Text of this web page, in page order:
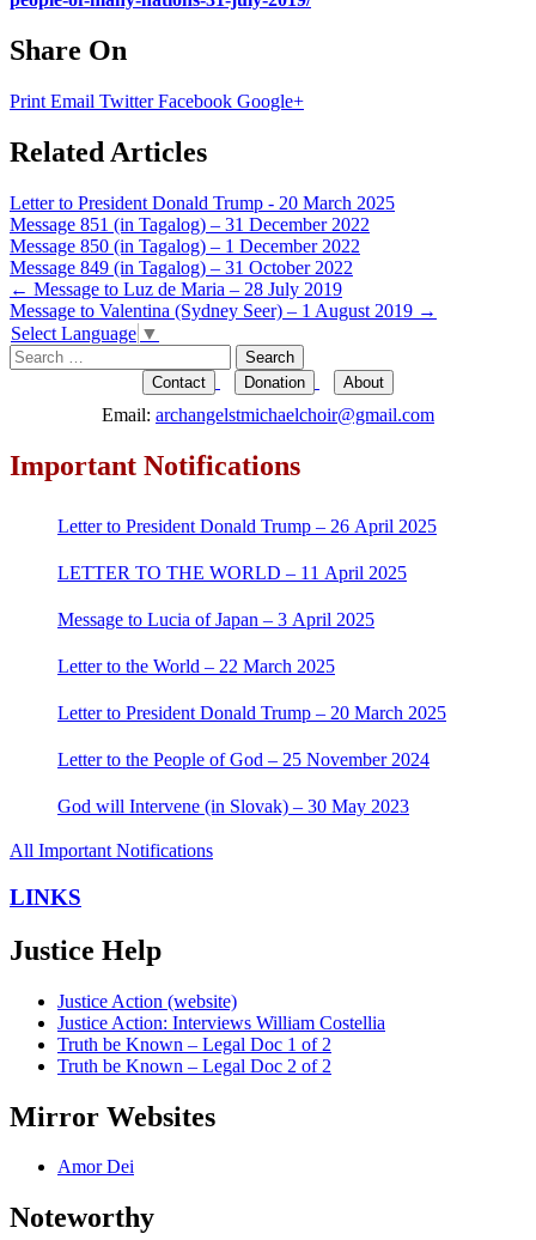
Share On
Print Email TwitterFacebook Google+
Related Articles
Letter to President Donald Trump - 20 March 2025
Message 851 (in Tagalog) – 31 December 2022
Message 850 (in Tagalog) – 1 December 2022
Message 849 (in Tagalog) – 31 October 2022
Post
navigation
← Message to Luz de Maria – 28 July 2019
Message to Valentina (Sydney Seer) – 1 August 2019 →
Select Language ▼
Search
for:
Contact Donation About
Email: archangelstmichaelchoir@gmail.com
Important Notifications
Letter to President Donald Trump – 26 April 2025
LETTER TO THE WORLD – 11 April 2025
Message to Lucia of Japan – 3 April 2025
Letter to the World – 22 March 2025
Letter to President Donald Trump – 20 March 2025
Letter to the People of God – 25 November 2024
God will Intervene (in Slovak) – 30 May 2023
All Important Notifications
LINKS
Justice Help
Justice Action (website)
Justice Action: Interviews William Costellia
Truth be Known – Legal Doc 1 of 2
Truth be Known – Legal Doc 2 of 2
Mirror Websites
Amor Dei
Noteworthy